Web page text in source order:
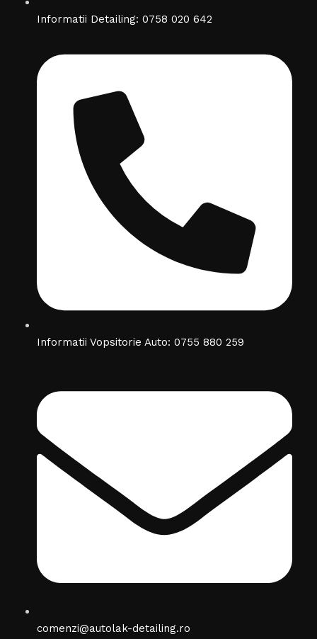
Informatii Detailing: 0758 020 642
Informatii Vopsitorie Auto: 0755 880 259
comenzi@autolak-detailing.ro